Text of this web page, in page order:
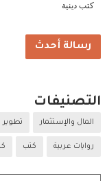
كتب دينية
رسالة أحدث
التصنيفات
المال والإستثمار تطوير
روايات عربية كتب